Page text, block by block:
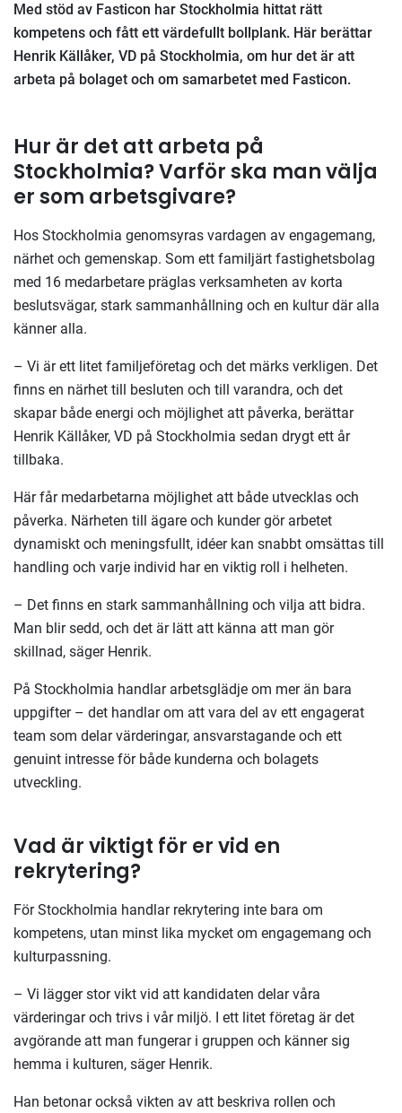
Med stöd av Fasticon har Stockholmia hittat rätt
kompetens och fått ett värdefullt bollplank. Här berättar
Henrik Källåker, VD på Stockholmia, om hur det är att
arbeta på bolaget och om samarbetet med Fasticon.
Hur är det att arbeta på
Stockholmia? Varför ska man välja
er som arbetsgivare?
Hos Stockholmia genomsyras vardagen av engagemang,
närhet och gemenskap. Som ett familjärt fastighetsbolag
med 16 medarbetare präglas verksamheten av korta
beslutsvägar, stark sammanhållning och en kultur där alla
känner alla.
– Vi är ett litet familjeföretag och det märks verkligen. Det
finns en närhet till besluten och till varandra, och det
skapar både energi och möjlighet att påverka, berättar
Henrik Källåker, VD på Stockholmia sedan drygt ett år
tillbaka.
Här får medarbetarna möjlighet att både utvecklas och
påverka. Närheten till ägare och kunder gör arbetet
dynamiskt och meningsfullt, idéer kan snabbt omsättas till
handling och varje individ har en viktig roll i helheten.
– Det finns en stark sammanhållning och vilja att bidra.
Man blir sedd, och det är lätt att känna att man gör
skillnad, säger Henrik.
På Stockholmia handlar arbetsglädje om mer än bara
uppgifter – det handlar om att vara del av ett engagerat
team som delar värderingar, ansvarstagande och ett
genuint intresse för både kunderna och bolagets
utveckling.
Vad är viktigt för er vid en
rekrytering?
För Stockholmia handlar rekrytering inte bara om
kompetens, utan minst lika mycket om engagemang och
kulturpassning.
– Vi lägger stor vikt vid att kandidaten delar våra
värderingar och trivs i vår miljö. I ett litet företag är det
avgörande att man fungerar i gruppen och känner sig
hemma i kulturen, säger Henrik.
Han betonar också vikten av att beskriva rollen och